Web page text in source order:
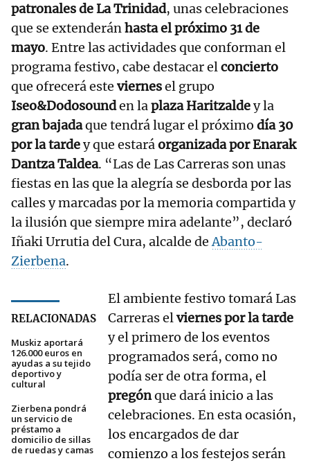
patronales de La Trinidad, unas celebraciones
que se extenderánhasta el próximo 31 de
mayo. Entre las actividades que conforman el
programa festivo, cabe destacar elconcierto
que ofrecerá este viernesel grupo
Iseo&Dodosounden laplaza Haritzaldey la
gran bajadaque tendrá lugar el próximo día 30
por la tardey que estaráorganizada por Enarak
Dantza Taldea. “Las de Las Carreras son unas
fiestas en las que la alegría se desborda por las
calles y marcadas por la memoria compartida y
la ilusión que siempre mira adelante”, declaró
Iñaki Urrutia del Cura, alcalde deAbanto-
Zierbena.
RELACIONADAS
Muskiz aportará
126.000 euros en
ayudas a su tejido
deportivo y
cultural
Zierbena pondrá
un servicio de
préstamo a
domicilio de sillas
de ruedas y camas
El ambiente festivo tomará Las
Carreras elviernes por la tarde
y el primero de los eventos
programados será, como no
podía ser de otra forma, el
pregónque dará inicio a las
celebraciones. En esta ocasión,
los encargados de dar
comienzo a los festejos serán